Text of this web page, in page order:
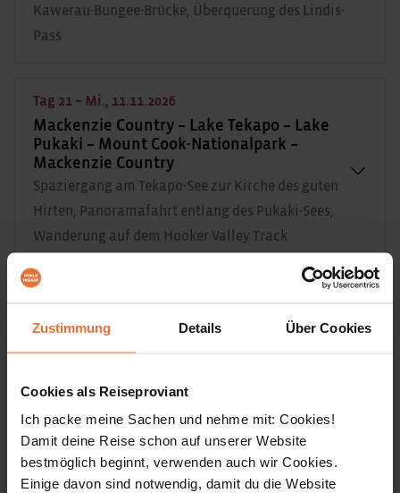
Zustimmung Details Über Cookies
Cookies als Reiseproviant
Ich packe meine Sachen und nehme mit: Cookies!
Damit deine Reise schon auf unserer Website
bestmöglich beginnt, verwenden auch wir Cookies.
Einige davon sind notwendig, damit du die Website
Kawerau-Bungee-Brücke, Überquerung des Lindis-
Pass
Tag 21 – Mi., 11.11.2026
Mackenzie Country – Lake Tekapo – Lake
Pukaki – Mount Cook-Nationalpark –
Mackenzie Country
Spaziergang am Tekapo-See zur Kirche des guten
Hirten, Panoramafahrt entlang des Pukaki-Sees,
Wanderung auf dem Hooker Valley Track
Mackenzie Country – Fairlie – Christchurch
Fahrt nach Christchurch mit Besuch einer
Tag 23 – Fr., 13.11.2026
Christchurch – Rückflug
Stadtbesichtigung, Rückflug nach Deutschland